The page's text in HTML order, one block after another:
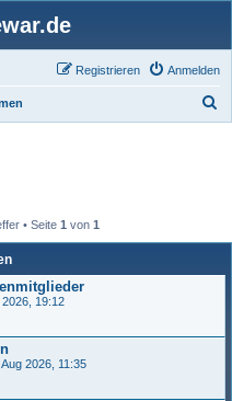
Anmelden
Registrieren
• Seite 1 von 1
2026, 19:12
Aug 2026, 11:35